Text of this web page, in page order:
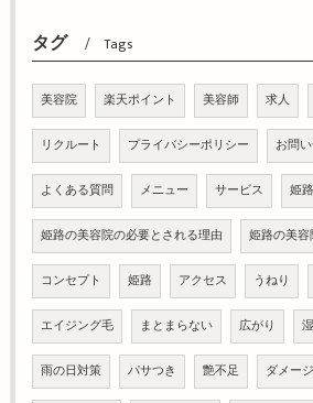
タグ Tags
美容院 楽天ポイント 美容師 求人
リクルート プライバシーポリシー お問
よくある質問 メニュー サービス 姫
姫路の美容院の必要とされる理由 姫路の美
コンセプト 姫路 アクセス うねり
エイジング毛 まとまらない 広がり
雨の日対策 パサつき 艶不足 ダメー